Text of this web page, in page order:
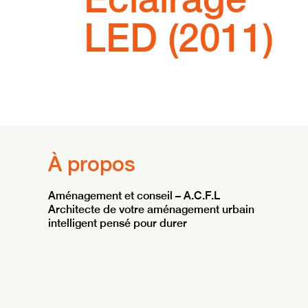
LED (2011)
À propos
Aménagement et conseil – A.C.F.L
Architecte de votre aménagement urbain
intelligent pensé pour durer